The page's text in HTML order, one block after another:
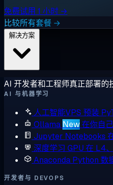
免费试用 1 小时 →
比较所有套餐 →
AI 开发者和工程师真正部署的
AI 与机器学习
人工智能VPS 预装
Ollama New在你自
Jupyter Notebooks
深度学习 GPU 在 L4
Anaconda Python 数
开发者与 DEVOPS